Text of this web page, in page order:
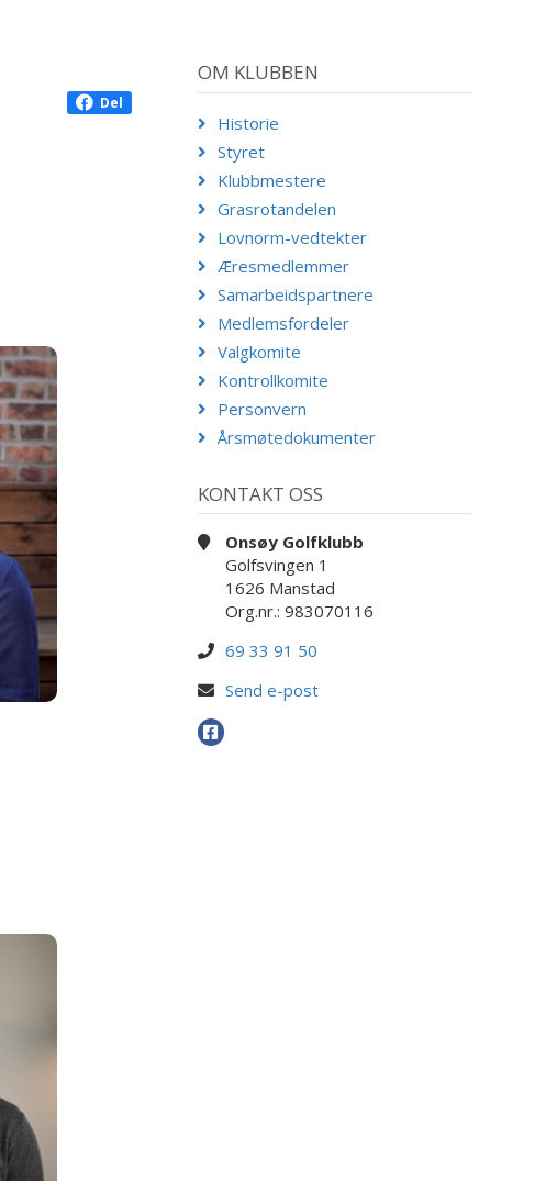
Del
OM KLUBBEN
Historie
Styret
Klubbmestere
Grasrotandelen
Lovnorm-vedtekter
Æresmedlemmer
Samarbeidspartnere
Medlemsfordeler
Valgkomite
Kontrollkomite
Personvern
Årsmøtedokumenter
KONTAKT OSS
Onsøy Golfklubb
Golfsvingen 1
1626 Manstad
Org.nr.: 983070116
69 33 91 50
Send e-post